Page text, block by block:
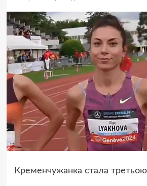
Кременчужанка стала